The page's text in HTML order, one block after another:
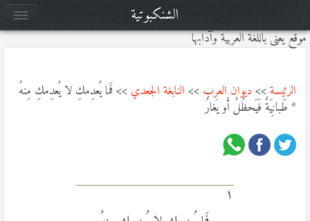
موقع يعنى باللغة العربية وآدابها
الرئيسة>> ديوان العرب >> النابغة الجعدي >> فَما يُعدِمكِ لا يُعدِمكِ مِنهُ
* طَبانِيَةٌ فَيَحظُلُ أَو يَغارُ
١
الشنكبوتية